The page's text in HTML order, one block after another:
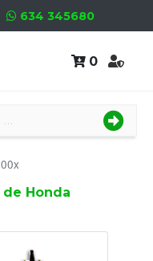
634 345680
0
Honda